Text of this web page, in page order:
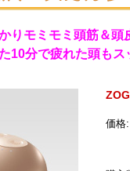
りモミモミ頭筋＆頭
10分で疲れた頭も
価格: